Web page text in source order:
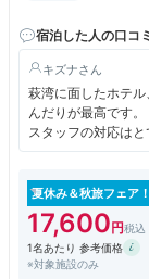
宿泊した人の口コミ
キズナ
萩湾に面したホテ
んだりが最高です。
スタッフの対応はと
大浴場は大きくて
追加料金がいらない
食事は、お一人様で
料理はもう少し頑
基本料理だったので
白米はめちゃ美味し
夏休み＆秋旅フェア！
17,600
1名あたり 参考価格
※対象施設のみ